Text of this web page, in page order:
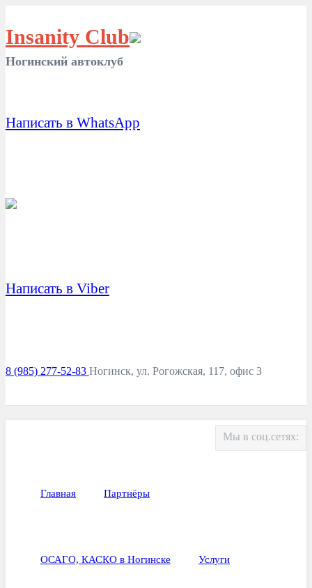
Insanity Club
Ногинский автоклуб
Написать в WhatsApp
Написать в Viber
8 (985) 277-52-83 Ногинск, ул. Рогожская, 117, офис 3
Мы в соц.сетях:
Главная Партнёры
ОСАГО, КАСКО в Ногинске Услуги